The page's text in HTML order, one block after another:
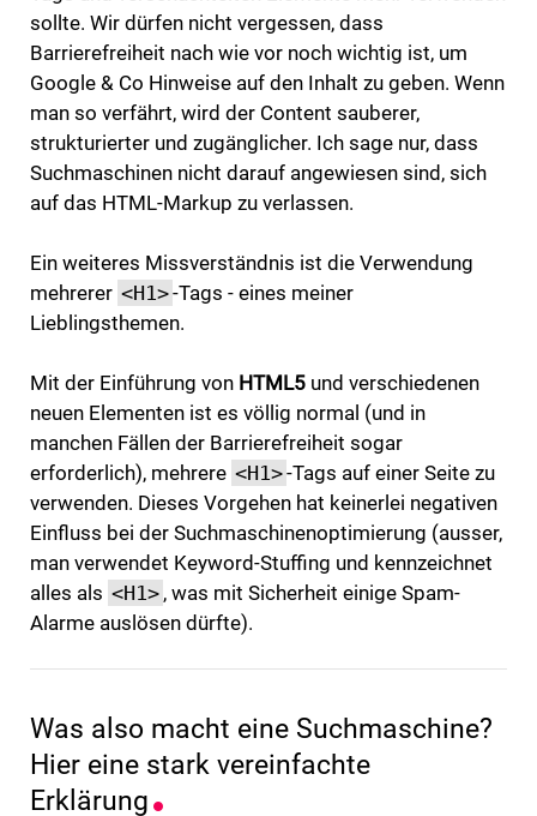
sollte. Wir dürfen nicht vergessen, dass
Barrierefreiheit nach wie vor noch wichtig ist, um
Google & Co Hinweise auf den Inhalt zu geben. Wenn
man so verfährt, wird der Content sauberer,
strukturierter und zugänglicher. Ich sage nur, dass
Suchmaschinen nicht darauf angewiesen sind, sich
auf das HTML-Markup zu verlassen.
Ein weiteres Missverständnis ist die Verwendung
mehrerer <H1>-Tags - eines meiner
Lieblingsthemen.
Mit der Einführung von HTML5 und verschiedenen
neuen Elementen ist es völlig normal (und in
manchen Fällen der Barrierefreiheit sogar
erforderlich), mehrere <H1>-Tags auf einer Seite zu
verwenden. Dieses Vorgehen hat keinerlei negativen
Einfluss bei der Suchmaschinenoptimierung (ausser,
man verwendet Keyword-Stuffing und kennzeichnet
alles als <H1> , was mit Sicherheit einige Spam-
Alarme auslösen dürfte).
Was also macht eine Suchmaschine?
Hier eine stark vereinfachte
Erklärung